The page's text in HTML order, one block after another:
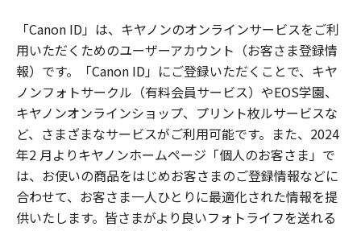
「Canon ID」は、キヤノンのオンラインサービスをご利
用いただくためのユーザーアカウント（お客さま登録情
報）です。「Canon ID」にご登録いただくことで、キヤ
ノンフォトサークル（有料会員サービス）やEOS学園、
キヤノンオンラインショップ、プリント枚ルサービスな
ど、さまざまなサービスがご利用可能です。また、2024
年2 月よりキヤノンホームページ「個人のお客さま」で
は、お使いの商品をはじめお客さまのご登録情報などに
合わせて、お客さま一人ひとりに最適化された情報を提
供いたします。皆さまがより良いフォトライフを送れる